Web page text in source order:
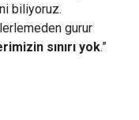
biliyoruz.
gurur
sınırı yok.”